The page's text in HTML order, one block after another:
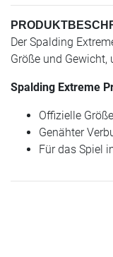
Der Spalding
Größe und
Spalding Extreme
Offizielle
Genähter
Für das Spiel